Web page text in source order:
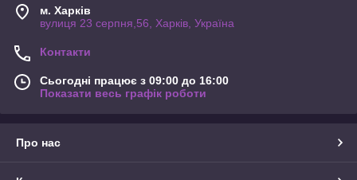
м. Харків
вулиця 23 серпня,56, Харків, Україна
Контакти
Сьогодні працює з 09:00 до 16:00
Показати весь графік роботи
Про нас